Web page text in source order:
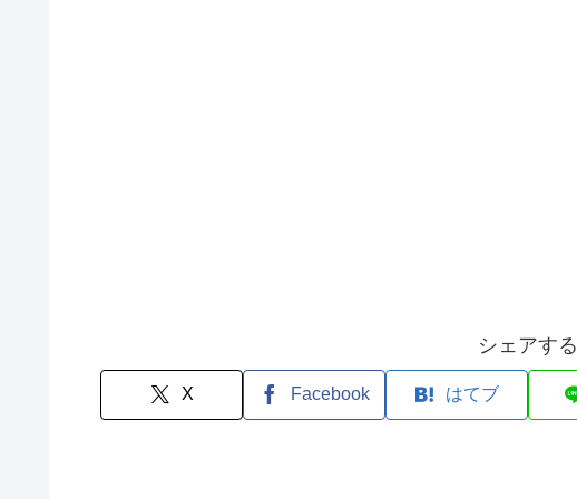
シェアする
X Facebook はてブ